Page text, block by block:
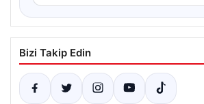
Bizi Takip Edin